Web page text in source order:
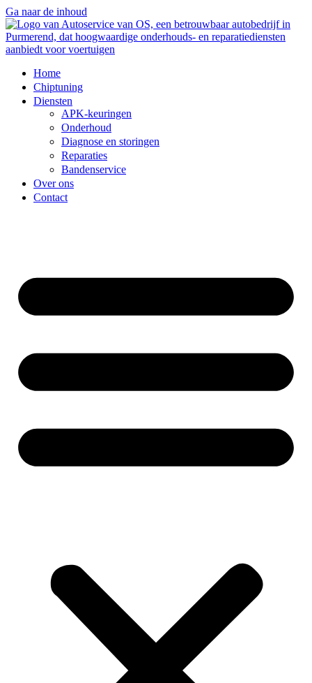
Ga naar de inhoud
Home
Chiptuning
Diensten
APK-keuringen
Onderhoud
Diagnose en storingen
Reparaties
Bandenservice
Over ons
Contact